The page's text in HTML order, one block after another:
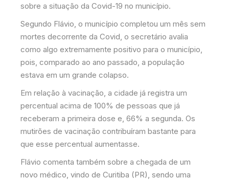
sobre a situação da Covid-19 no município.
Segundo Flávio, o município completou um mês sem
mortes decorrente da Covid, o secretário avalia
como algo extremamente positivo para o município,
pois, comparado ao ano passado, a população
estava em um grande colapso.
Em relação à vacinação, a cidade já registra um
percentual acima de 100% de pessoas que já
receberam a primeira dose e, 66% a segunda. Os
mutirões de vacinação contribuíram bastante para
que esse percentual aumentasse.
Flávio comenta também sobre a chegada de um
novo médico, vindo de Curitiba (PR), sendo uma